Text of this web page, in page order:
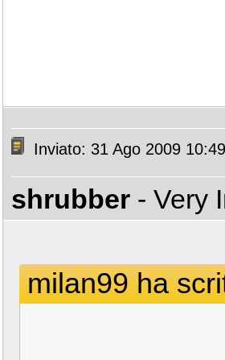
Inviato: 31 Ago 2009 10:49
shrubber - Very
milan99 ha